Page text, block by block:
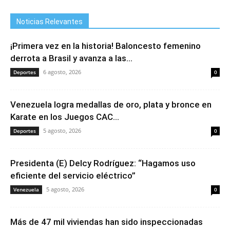
Noticias Relevantes
¡Primera vez en la historia! Baloncesto femenino
derrota a Brasil y avanza a las...
Deportes 6 agosto, 2026 0
Venezuela logra medallas de oro, plata y bronce en
Karate en los Juegos CAC...
Deportes 5 agosto, 2026 0
Presidenta (E) Delcy Rodríguez: “Hagamos uso
eficiente del servicio eléctrico”
Venezuela 5 agosto, 2026 0
Más de 47 mil viviendas han sido inspeccionadas